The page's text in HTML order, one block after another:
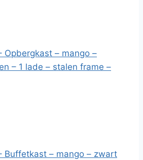
Opbergkast – mango –
– 1 lade – stalen frame –
Buffetkast – mango – zwart